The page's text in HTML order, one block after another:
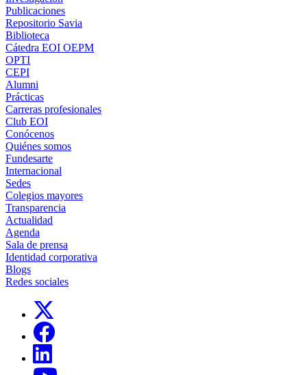
Publicaciones
Repositorio Savia
Biblioteca
Cátedra EOI OEPM
OPTI
CEPI
Alumni
Prácticas
Carreras profesionales
Club EOI
Conócenos
Quiénes somos
Fundesarte
Internacional
Sedes
Colegios mayores
Transparencia
Actualidad
Agenda
Sala de prensa
Identidad corporativa
Blogs
Redes sociales
Links, Opens in this window
Links, Opens in this window